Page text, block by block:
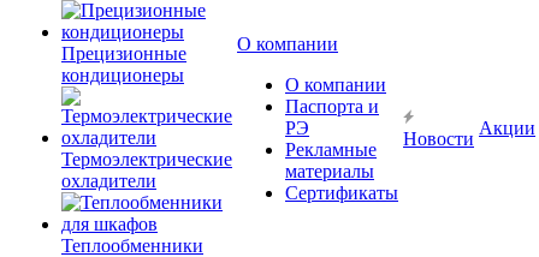
Прецизионные
кондиционеры
Термоэлектрические
охладители
Теплообменники
О компании
О компании
Паспорта и
РЭ
Рекламные
материалы
Сертификаты
Новости
Акции